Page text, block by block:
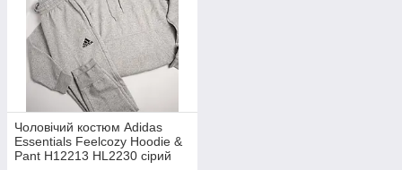
Чоловічий костюм Adidas
Essentials Feelcozy Hoodie &
Pant H12213 HL2230 сірий